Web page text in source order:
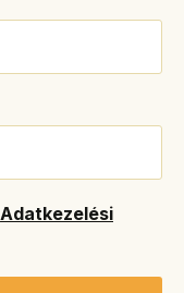
Adatkezelési